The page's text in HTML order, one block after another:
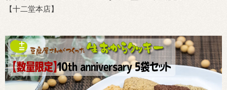
【十二堂本店】